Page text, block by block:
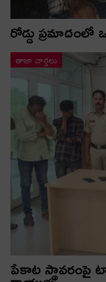
రోడ్డు
తాజా వార్తలు
పేకాట స్థావరంపై